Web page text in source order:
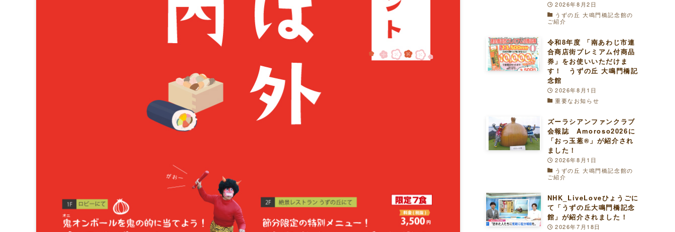
2026年8月2日
うずの丘 大鳴門橋記念館の
ご紹介
令和8年度 「南あわじ市連
合商店街プレミアム付商品
券」をお使いいただけま
す！ うずの丘 大鳴門橋記
念館
2026年8月1日
重要なお知らせ
ズーラシアンファンクラブ
会報誌 Amoroso2026に
「おっ玉葱®︎」が紹介され
ました！
2026年8月1日
うずの丘 大鳴門橋記念館の
ご紹介
NHK_LiveLoveひょうごに
て「うずの丘大鳴門橋記念
館」が紹介されました！
2026年7月18日